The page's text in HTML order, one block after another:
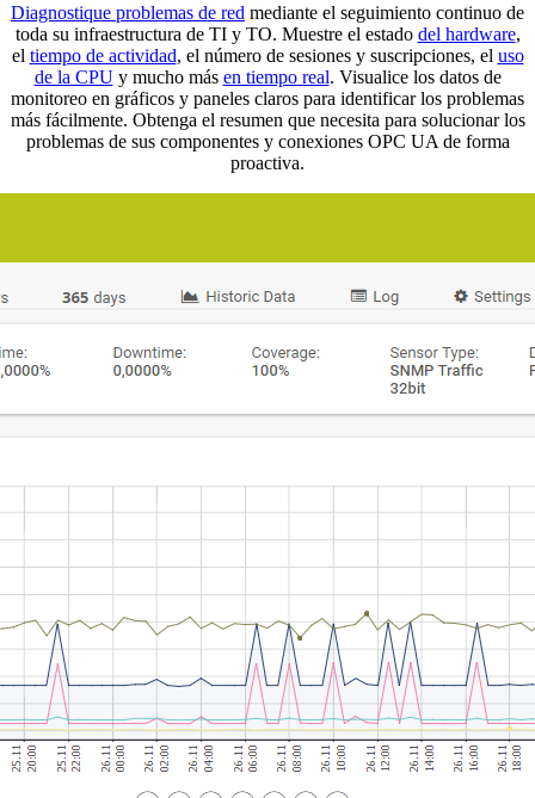
Diagnostique problemas de red mediante el seguimiento continuo de
toda su infraestructura de TI y TO. Muestre el estado del hardware,
el tiempo de actividad, el número de sesiones y suscripciones, el uso
de la CPUy mucho más en tiempo real. Visualice los datos de
monitoreo en gráficos y paneles claros para identificar los problemas
más fácilmente. Obtenga el resumen que necesita para solucionar los
problemas de sus componentes y conexiones OPC UA de forma
proactiva.